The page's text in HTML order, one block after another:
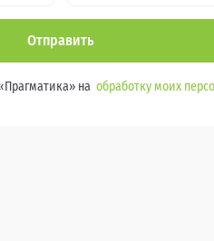
Отправить
на обработку моих